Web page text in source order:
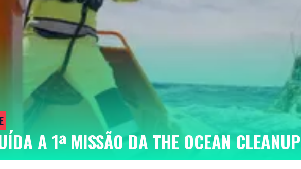
A 1ª MISSÃO DA THE OCEAN CLEANUP